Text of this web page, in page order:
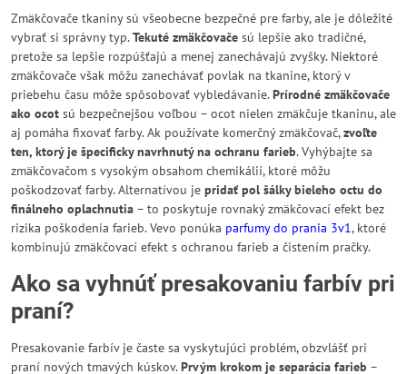
Zmäkčovače tkaniny sú všeobecne bezpečné pre farby, ale je dôležité
vybrať si správny typ.Tekuté zmäkčovače sú lepšie ako tradičné,
pretože sa lepšie rozpúšťajú a menej zanechávajú zvyšky. Niektoré
zmäkčovače však môžu zanechávať povlak na tkanine, ktorý v
priebehu času môže spôsobovať vybledávanie.Prírodné zmäkčovače
ako ocot sú bezpečnejšou voľbou – ocot nielen zmäkčuje tkaninu, ale
aj pomáha fixovať farby. Ak používate komerčný zmäkčovač,zvoľte
ten, ktorý je špecificky navrhnutý na ochranu farieb. Vyhýbajte sa
zmäkčovačom s vysokým obsahom chemikálií, ktoré môžu
poškodzovať farby. Alternatívou je pridať pol šálky bieleho octu do
finálneho oplachnutia – to poskytuje rovnaký zmäkčovací efekt bez
rizika poškodenia farieb. Vevo ponúka parfumy do prania 3v1, ktoré
kombinujú zmäkčovací efekt s ochranou farieb a čistením pračky.
Ako sa vyhnúť presakovaniu farbív pri
praní?
Presakovanie farbív je časte sa vyskytujúci problém, obzvlášť pri
praní nových tmavých kúskov.Prvým krokom je separácia farieb –